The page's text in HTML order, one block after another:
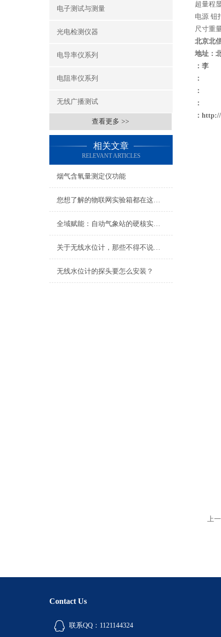
电子测试与测量
光电检测仪器
电导率仪系列
电阻率仪系列
无线广播测试
查看更多 >>
相关文章
RELEVANT ARTICLES
烟气含氧量测定仪功能
您想了解的物联网实验箱都在这里了
全域赋能：自动气象站的硬核实力与智能内核
关于无线水位计，那些不得不说的事
无线水位计的探头要怎么安装？
超量程
电源 钮
尺寸重
北京北
地址：
：李
：
：
：
： http://
上
Contact Us
联系QQ：1121144324